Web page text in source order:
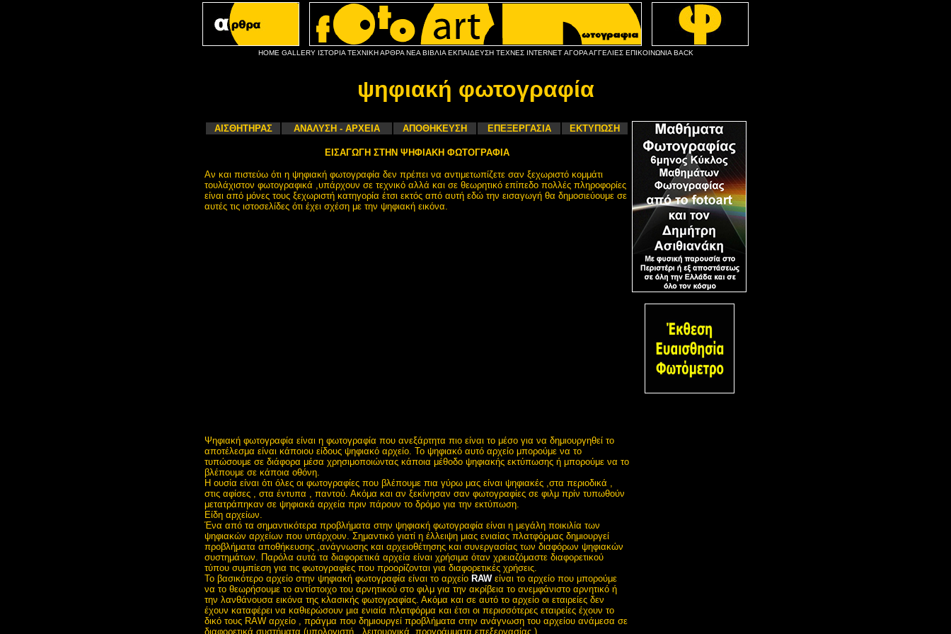
HOME GALLERY ΙΣΤΟΡΙΑ ΤΕΧΝΙΚΗΑΡΘΡΑ ΝΕΑ ΒΙΒΛΙΑ ΕΚΠΑΙΔΕΥΣΗ ΤΕΧΝΕΣ INTERNET ΑΓΟΡΑ ΑΓΓΕΛΙΕΣ ΕΠΙΚΟΙΝΩΝΙΑ BACK
ψηφιακή φωτογραφία
ΑΙΣΘΗΤΗΡΑΣ ΑΝΑΛΥΣΗ - ΑΡΧΕΙΑ ΑΠΟΘΗΚΕΥΣΗ ΕΠΕΞΕΡΓΑΣΙΑ ΕΚΤΥΠΩΣΗ
ΕΙΣΑΓΩΓΗ ΣΤΗΝ ΨΗΦΙΑΚΗ ΦΩΤΟΓΡΑΦΙΑ
Αν και πιστεύω ότι η ψηφιακή φωτογραφία δεν πρέπει να αντιμετωπίζετε σαν ξεχωριστό κομμάτι
τουλάχιστον φωτογραφικά ,υπάρχουν σε τεχνικό αλλά και σε θεωρητικό επίπεδο πολλές πληροφορίες
είναι από μόνες τους ξεχωριστή κατηγορία έτσι εκτός από αυτή εδώ την εισαγωγή θα δημοσιεύουμε σε
αυτές τις ιστοσελίδες ότι έχει σχέση με την ψηφιακή εικόνα.
Ψηφιακή φωτογραφία είναι η φωτογραφία που ανεξάρτητα πιο είναι το μέσο για να δημιουργηθεί το
αποτέλεσμα είναι κάποιου είδους ψηφιακό αρχείο. Το ψηφιακό αυτό αρχείο μπορούμε να το
τυπώσουμε σε διάφορα μέσα χρησιμοποιώντας κάποια μέθοδο ψηφιακής εκτύπωσης ή μπορούμε να το
βλέπουμε σε κάποια οθόνη.
Η ουσία είναι ότι όλες οι φωτογραφίες που βλέπουμε πια γύρω μας είναι ψηφιακές ,στα περιοδικά ,
στις αφίσες , στα έντυπα , παντού. Ακόμα και αν ξεκίνησαν σαν φωτογραφίες σε φιλμ πρίν τυπωθούν
μετατράπηκαν σε ψηφιακά αρχεία πριν πάρουν το δρόμο για την εκτύπωση.
Είδη αρχείων.
Ένα από τα σημαντικότερα προβλήματα στην ψηφιακή φωτογραφία είναι η μεγάλη ποικιλία των
ψηφιακών αρχείων που υπάρχουν. Σημαντικό γιατί η έλλειψη μιας ενιαίας πλατφόρμας δημιουργεί
προβλήματα αποθήκευσης ,ανάγνωσης και αρχειοθέτησης και συνεργασίας των διαφόρων ψηφιακών
συστημάτων. Παρόλα αυτά τα διαφορετικά αρχεία είναι χρήσιμα όταν χρειαζόμαστε διαφορετικού
τύπου συμπίεση για τις φωτογραφίες που προορίζονται για διαφορετικές χρήσεις.
Το βασικότερο αρχείο στην ψηφιακή φωτογραφία είναι το αρχείο RAWείναι το αρχείο που μπορούμε
να το θεωρήσουμε το αντίστοιχο του αρνητικού στο φιλμ για την ακρίβεια το ανεμφάνιστο αρνητικό ή
την λανθάνουσα εικόνα της κλασικής φωτογραφίας. Ακόμα και σε αυτό το αρχείο οι εταιρείες δεν
έχουν καταφέρει να καθιερώσουν μια ενιαία πλατφόρμα και έτσι οι περισσότερες εταιρείες έχουν το
δικό τους RAW αρχείο , πράγμα που δημιουργεί προβλήματα στην ανάγνωση του αρχείου ανάμεσα σε
διαφορετικά συστήματα (υπολογιστή , λειτουργικά ,προγράμματα επεξεργασίας ).